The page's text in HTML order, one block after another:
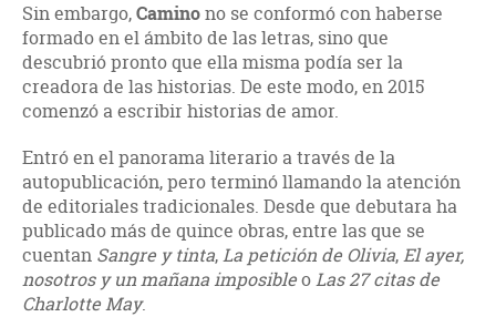
Sin embargo,Caminono se conformó con haberse
formado en el ámbito de las letras, sino que
descubrió pronto que ella misma podía ser la
creadora de las historias. De este modo, en 2015
comenzó a escribir historias de amor.
Entró en el panorama literario a través de la
autopublicación, pero terminó llamando la atención
de editoriales tradicionales. Desde que debutara ha
publicado más de quince obras, entre las que se
cuentan Sangre y tinta,La petición de Olivia,El ayer,
nosotros y un mañana imposibleoLas 27 citas de
Charlotte May.